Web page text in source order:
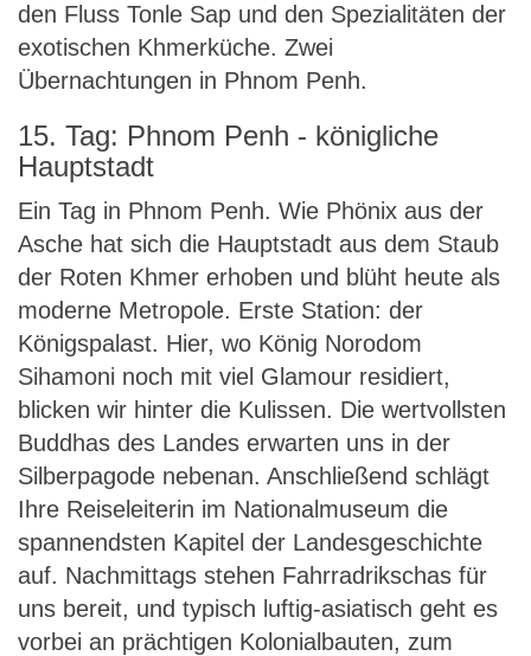
den Fluss Tonle Sap und den Spezialitäten der
exotischen Khmerküche. Zwei
Übernachtungen in Phnom Penh.
15. Tag: Phnom Penh - königliche
Hauptstadt
Ein Tag in Phnom Penh. Wie Phönix aus der
Asche hat sich die Hauptstadt aus dem Staub
der Roten Khmer erhoben und blüht heute als
moderne Metropole. Erste Station: der
Königspalast. Hier, wo König Norodom
Sihamoni noch mit viel Glamour residiert,
blicken wir hinter die Kulissen. Die wertvollsten
Buddhas des Landes erwarten uns in der
Silberpagode nebenan. Anschließend schlägt
Ihre Reiseleiterin im Nationalmuseum die
spannendsten Kapitel der Landesgeschichte
auf. Nachmittags stehen Fahrradrikschas für
uns bereit, und typisch luftig-asiatisch geht es
vorbei an prächtigen Kolonialbauten, zum